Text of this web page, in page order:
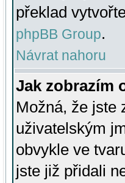
překlad
phpBB Group.
Návrat nahoru
Jak zobrazím
Možná, že jste
uživatelským
obvykle ve
jste již přidali